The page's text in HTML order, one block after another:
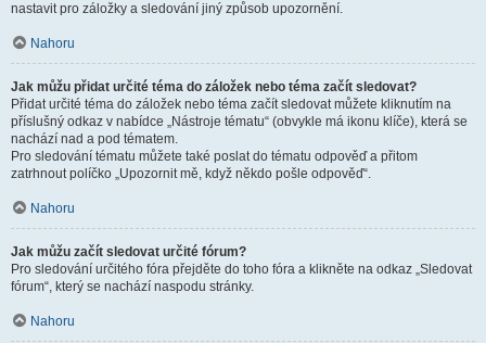
nastavit pro záložky a sledování jiný způsob upozornění.
Nahoru
Jak můžu přidat určité téma do záložek nebo téma začít sledovat?
Přidat určité téma do záložek nebo téma začít sledovat můžete kliknutím na
příslušný odkaz v nabídce „Nástroje tématu“ (obvykle má ikonu klíče), která se
nachází nad a pod tématem.
Pro sledování tématu můžete také poslat do tématu odpověď a přitom
zatrhnout políčko „Upozornit mě, když někdo pošle odpověď“.
Nahoru
Jak můžu začít sledovat určité fórum?
Pro sledování určitého fóra přejděte do toho fóra a klikněte na odkaz „Sledovat
fórum“, který se nachází naspodu stránky.
Nahoru